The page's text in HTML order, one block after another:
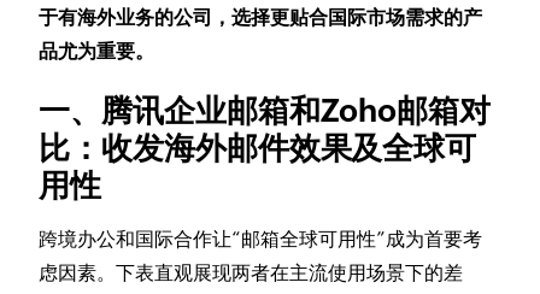
于有海外业务的公司，选择更贴合国际市场需求的产
品尤为重要。
一、腾讯企业邮箱和Zoho邮箱对
比：收发海外邮件效果及全球可
用性
跨境办公和国际合作让“邮箱全球可用性”成为首要考
虑因素。下表直观展现两者在主流使用场景下的差